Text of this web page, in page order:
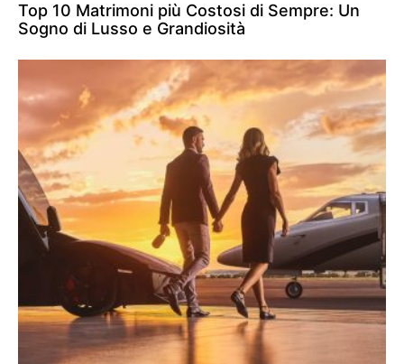
Top 10 Matrimoni più Costosi di Sempre: Un
Sogno di Lusso e Grandiosità